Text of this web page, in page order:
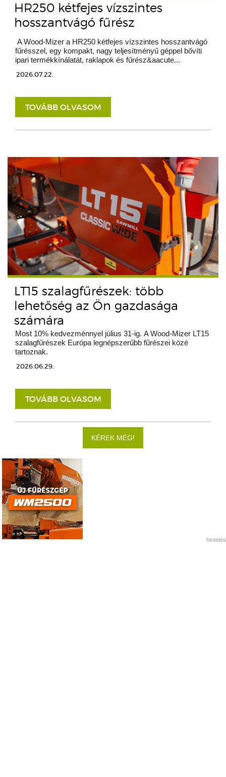
HR250 kétfejes vízszintes
hosszantvágó fűrész
A Wood-Mizer a HR250 kétfejes vízszintes hosszantvágó
fűrésszel, egy kompakt, nagy teljesítményű géppel bővíti
ipari termékkínálatát, raklapok és fűrész&aacute...
2026.07.22.
TOVÁBB OLVASOM
LT15 szalagfűrészek: több
lehetőség az Ön gazdasága
számára
Most 10% kedvezménnyel július 31-ig. A Wood-Mizer LT15
szalagfűrészek Európa legnépszerűbb fűrészei közé
tartoznak.
2026.06.29.
TOVÁBB OLVASOM
KÉREK MÉG!
hirdetés